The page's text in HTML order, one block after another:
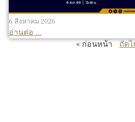
6 สิงหาคม 2026
อ่านต่อ ...
« ก่อนหน้า
ถัดไ